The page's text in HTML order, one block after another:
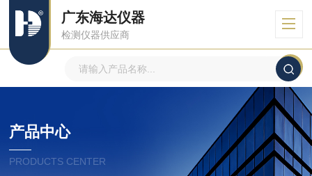
广东海达仪器
检测仪器供应商
产品中心
PRODUCTS CENTER